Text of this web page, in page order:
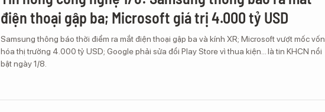
điện thoại gập ba; Microsoft giá trị 4.000 tỷ USD
Samsung thông báo thời điểm ra mắt điện thoại gập ba và kính XR; Microsoft vượt mốc vốn
hóa thị trường 4.000 tỷ USD; Google phải sửa đổi Play Store vì thua kiện... là tin KHCN nổi
bật ngày 1/8.